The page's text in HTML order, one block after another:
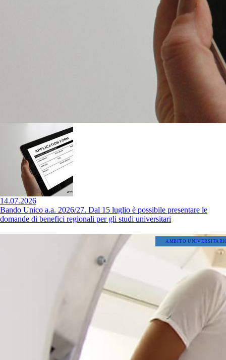
14.07.2026
Bando Unico a.a. 2026/27. Dal 15 luglio è possibile presentare le
domande di benefici regionali per gli studi universitari
AMBITO